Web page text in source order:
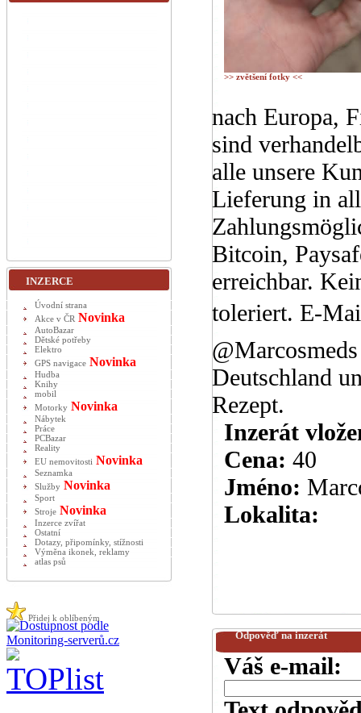
>> zvětšení fotky <<
nach Europa,
sind
alle unsere
Lieferung in
Bitcoin,
erreichbar.
toleriert. E-
Deutschland
Rezept.
Inzerát
Cena: 40
Jméno:
Lokalita:
Odpověď na inzerát
Váš e-mail:
INZERCE
Úvodní strana
Akce v ČR Novinka
AutoBazar
Dětské potřeby
Elektro
GPS navigace Novinka
Hudba
Knihy
mobil
Motorky Novinka
Nábytek
Práce
PCBazar
Reality
EU nemovitosti Novinka
Seznamka
Služby Novinka
Sport
Stroje Novinka
Inzerce zvířat
Ostatní
Dotazy, připomínky, stížnosti
Výměna ikonek, reklamy
atlas psů
Přidej k oblíbeným